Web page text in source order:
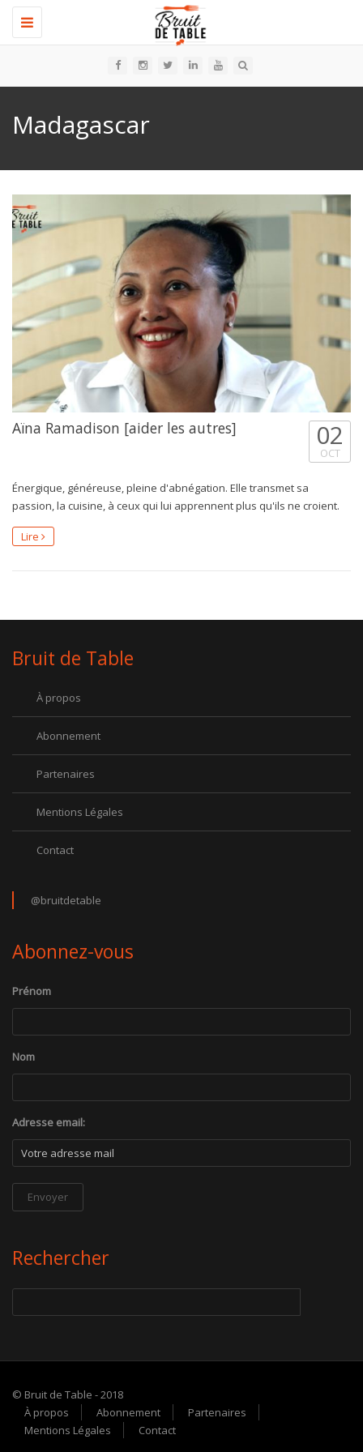
Toggle
navigation
Madagascar
Aïna Ramadison [aider les autres] 02
OCT
Énergique, généreuse, pleine d'abnégation. Elle transmet sa
passion, la cuisine, à ceux qui lui apprennent plus qu'ils ne croient.
Lire
Bruit de Table
À propos
Abonnement
Partenaires
Mentions Légales
Contact
@bruitdetable
Abonnez-vous
Prénom
Nom
Adresse email:
Rechercher
© Bruit de Table - 2018
À propos
Abonnement
Partenaires
Mentions Légales
Contact